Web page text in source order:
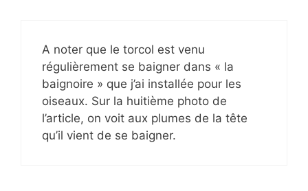
A noter que le torcol est venu
régulièrement se baigner dans « la
baignoire » que j’ai installée pour les
oiseaux. Sur la huitième photo de
l’article, on voit aux plumes de la tête
qu’il vient de se baigner.